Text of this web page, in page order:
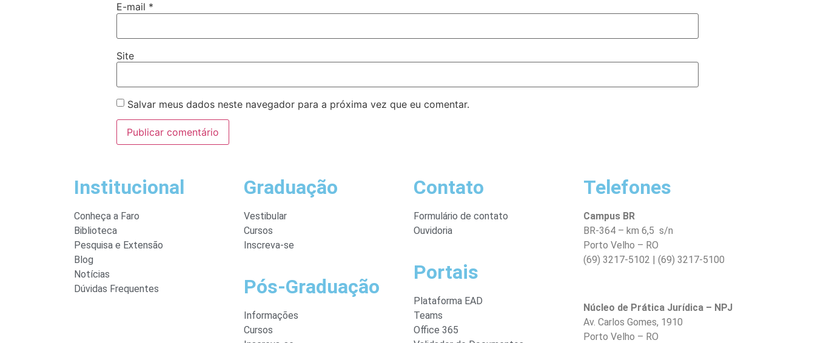
E-mail *
Site
Salvar meus dados neste navegador para a próxima vez que eu comentar.
Institucional
Conheça a Faro
Biblioteca
Pesquisa e Extensão
Blog
Notícias
Dúvidas Frequentes
Graduação
Vestibular
Cursos
Inscreva-se
Pós-Graduação
Informações
Cursos
Contato
Formulário de contato
Ouvidoria
Portais
Plataforma EAD
Teams
Office 365
Telefones
Campus BR
BR-364 – km 6,5 s/n
Porto Velho – RO
(69) 3217-5102 | (69) 3217-5100
Núcleo de Prática Jurídica – NPJ
Av. Carlos Gomes, 1910
Porto Velho – RO